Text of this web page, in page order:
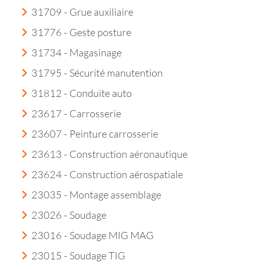
31709 - Grue auxiliaire
31776 - Geste posture
31734 - Magasinage
31795 - Sécurité manutention
31812 - Conduite auto
23617 - Carrosserie
23607 - Peinture carrosserie
23613 - Construction aéronautique
23624 - Construction aérospatiale
23035 - Montage assemblage
23026 - Soudage
23016 - Soudage MIG MAG
23015 - Soudage TIG